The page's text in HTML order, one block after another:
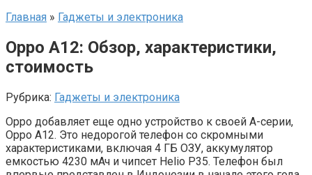
Главная » Гаджеты и электроника
Oppo A12: Обзор, характеристики,
стоимость
Рубрика: Гаджеты и электроника
Oppo добавляет еще одно устройство к своей A-серии,
Oppo A12. Это недорогой телефон со скромными
характеристиками, включая 4 ГБ ОЗУ, аккумулятор
емкостью 4230 мАч и чипсет Helio P35. Телефон был